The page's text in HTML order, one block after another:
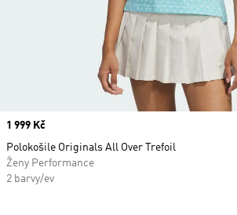
Price
1 999 Kč
Polokošile Originals All Over Trefoil
Ženy Performance
2 barvy/ev